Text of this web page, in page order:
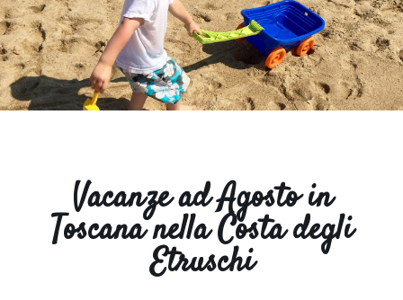
Vacanze ad Agosto in
Toscana nella Costa degli
Etruschi